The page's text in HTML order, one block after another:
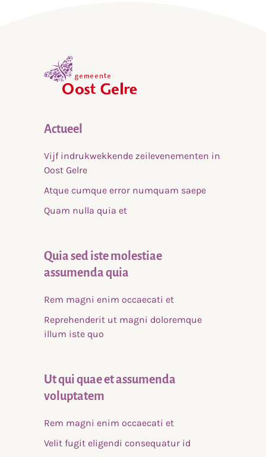
Actueel
Vijf indrukwekkende zeilevenementen in
Oost Gelre
Atque cumque error numquam saepe
Quam nulla quia et
Quia sed iste molestiae
assumenda quia
Rem magni enim occaecati et
Reprehenderit ut magni doloremque
illum iste quo
Ut qui quae et assumenda
voluptatem
Rem magni enim occaecati et
Velit fugit eligendi consequatur id